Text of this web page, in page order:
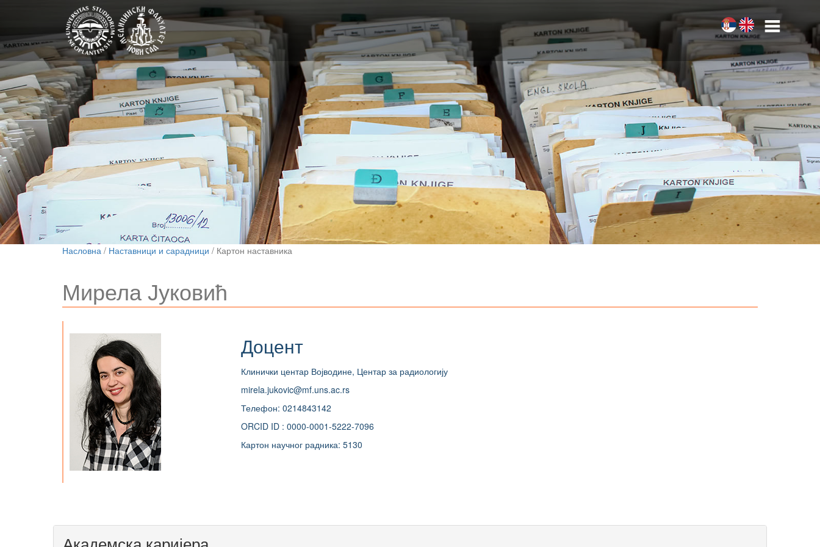
Насловна / Наставници и сарадници / Картон наставника
Мирела Јуковић
Доцент
Клинички центар Војводине, Центар за радиологију
mirela.jukovic@mf.uns.ac.rs
Телефон: 0214843142
ORCID ID : 0000-0001-5222-7096
Картон научног радника: 5130